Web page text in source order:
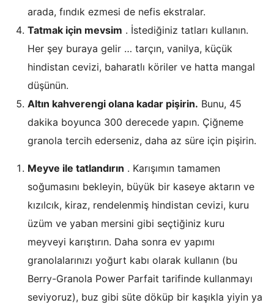
arada, fındık ezmesi de nefis ekstralar.
Tatmak için mevsim . İstediğiniz tatları kullanın.
Her şey buraya gelir … tarçın, vanilya, küçük
hindistan cevizi, baharatlı köriler ve hatta mangal
düşünün.
Altın kahverengi olana kadar pişirin. Bunu, 45
dakika boyunca 300 derecede yapın. Çiğneme
granola tercih ederseniz, daha az süre için pişirin.
Meyve ile tatlandırın . Karışımın tamamen
soğumasını bekleyin, büyük bir kaseye aktarın ve
kızılcık, kiraz, rendelenmiş hindistan cevizi, kuru
üzüm ve yaban mersini gibi seçtiğiniz kuru
meyveyi karıştırın. Daha sonra ev yapımı
granolalarınızı yoğurt kabı olarak kullanın (bu
Berry-Granola Power Parfait tarifinde kullanmayı
seviyoruz), buz gibi süte döküp bir kaşıkla yiyin ya